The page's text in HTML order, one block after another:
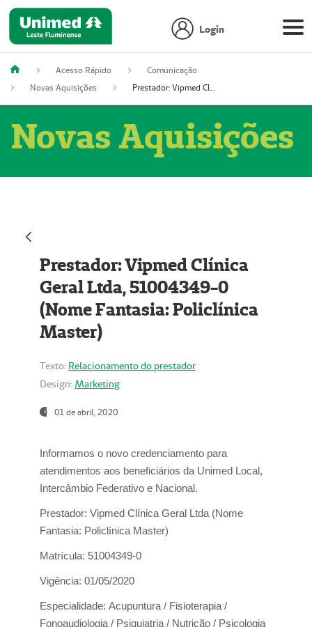
Login
Acesso Rápido
Comunicação
Novas Aquisições
Prestador: Vipmed Clínica Geral Ltda, 51004349-0 (Nome Fantasia: Policlínica Master)
Novas Aquisições
Prestador: Vipmed Clínica
Geral Ltda, 51004349-0
(Nome Fantasia: Policlínica
Master)
Texto: Relacionamento do prestador
Design: Marketing
01 de abril, 2020
Informamos o novo credenciamento para
atendimentos aos beneficiários da Unimed Local,
Intercâmbio Federativo e Nacional.
Prestador: Vipmed Clínica Geral Ltda (Nome
Fantasia: Policlínica Master)
Matrícula: 51004349-0
Vigência: 01/05/2020
Especialidade: Acupuntura / Fisioterapia /
Fonoaudiologia / Psiquiatria / Nutrição / Psicologia